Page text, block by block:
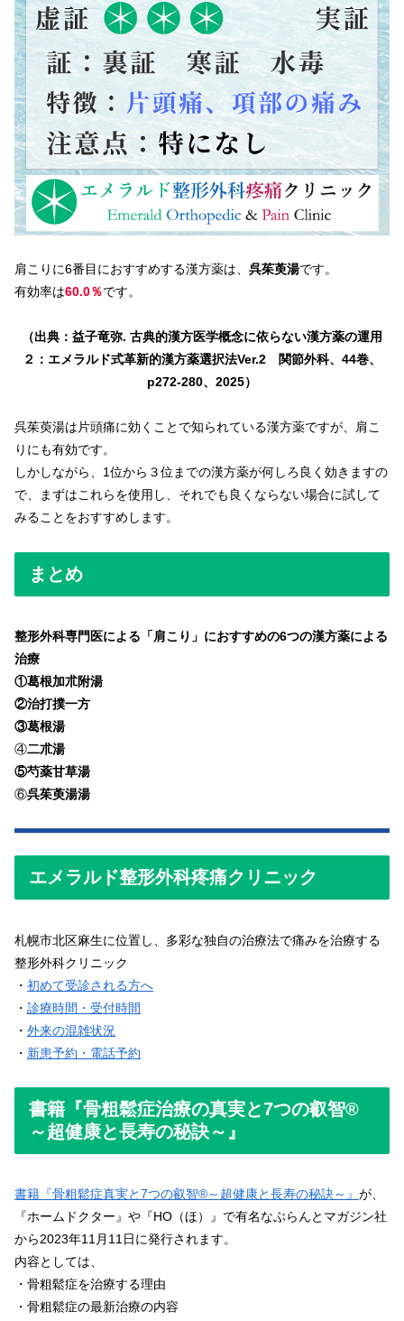
肩こりに6番目におすすめする漢方薬は、 呉茱萸湯です。
有効率は60.0％です。
（出典：益子竜弥. 古典的漢方医学概念に依らない漢方薬の運用
２：エメラルド式革新的漢方薬選択法Ver.2 関節外科、44巻、
p272-280、2025）
呉茱萸湯は片頭痛に効くことで知られている漢方薬ですが、肩こ
りにも有効です。
しかしながら、1位から３位までの漢方薬が何しろ良く効きますの
で、まずはこれらを使用し、それでも良くならない場合に試して
みることをおすすめします。
まとめ
整形外科専門医による「肩こり」におすすめの6つの漢方薬による
治療
①葛根加朮附湯
②治打撲一方
③葛根湯
④二朮湯
⑤芍薬甘草湯
⑥呉茱萸湯湯
エメラルド整形外科疼痛クリニック
札幌市北区麻生に位置し、多彩な独自の治療法で痛みを治療する
整形外科クリニック
・ 初めて受診される方へ
・ 診療時間・受付時間
・ 外来の混雑状況
・ 新患予約・電話予約
書籍『骨粗鬆症治療の真実と7つの叡智®
～超健康と長寿の秘訣～』
書籍『骨粗鬆症真実と7つの叡智®～超健康と長寿の秘訣～』 が、
『ホームドクター』や『HO（ほ）』で有名なぶらんとマガジン社
から2023年11月11日に発行されます。
内容としては、
・骨粗鬆症を治療する理由
・骨粗鬆症の最新治療の内容